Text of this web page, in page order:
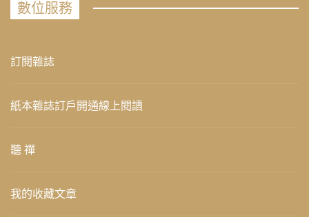
數位服務
訂閱雜誌
紙本雜誌訂戶開通線上閱讀
聽 禪
我的收藏文章